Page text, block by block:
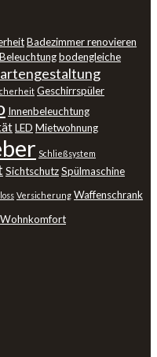
Badezimmer renovieren
Beleuchtungbodengleiche
Geschirrspüler
Innenbeleuchtung
LED Mietwohnung
Schließsystem
SichtschutzSpülmaschine
Versicherung Waffenschrank
Wohnkomfort